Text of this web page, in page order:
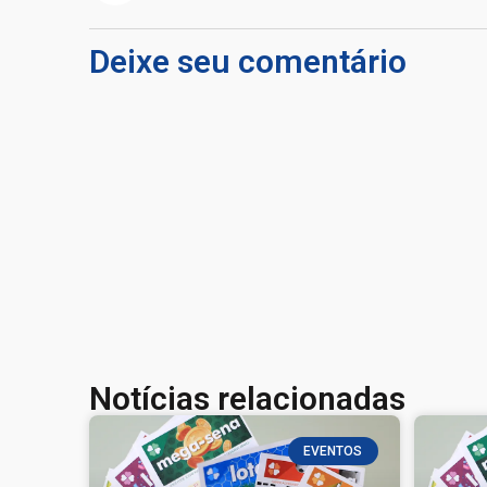
Deixe seu comentário
Notícias relacionadas
EVENTOS